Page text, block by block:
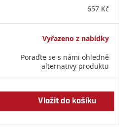
657 Kč
Vyřazeno z nabídky
Poraďte se s námi ohledně
alternativy produktu
Vložit do košíku